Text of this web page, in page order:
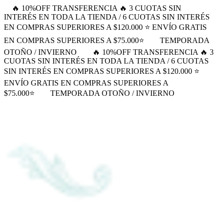
🔥 10%OFF TRANSFERENCIA 🔥 3 CUOTAS SIN
INTERÉS EN TODA LA TIENDA / 6 CUOTAS SIN INTERÉS
EN COMPRAS SUPERIORES A $120.000 ⭐ ENVÍO GRATIS
EN COMPRAS SUPERIORES A $75.000⭐
TEMPORADA
OTOÑO / INVIERNO
🔥 10%OFF TRANSFERENCIA 🔥 3
CUOTAS SIN INTERÉS EN TODA LA TIENDA / 6 CUOTAS
SIN INTERÉS EN COMPRAS SUPERIORES A $120.000 ⭐
ENVÍO GRATIS EN COMPRAS SUPERIORES A
$75.000⭐
TEMPORADA OTOÑO / INVIERNO